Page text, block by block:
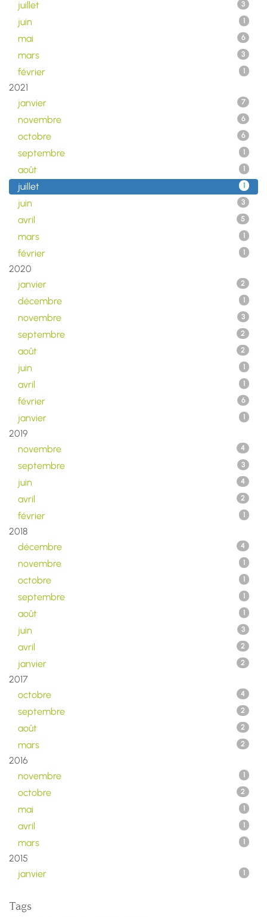
juillet 3
juin 1
mai 6
mars 3
février 1
2021
janvier
7
novembre 6
octobre 6
septembre 1
août 1
juillet 1
juin 3
avril 5
mars 1
février 1
2020
janvier
2
décembre 1
novembre 3
septembre 2
août 2
juin 1
avril 1
février 6
janvier 1
2019
novembre
4
septembre 3
juin 4
avril 2
février 1
2018
décembre
4
novembre 1
octobre 1
septembre 1
août 1
juin 3
avril 2
janvier 2
2017
octobre
4
septembre 2
août 2
mars 2
2016
novembre
1
octobre 2
mai 1
avril 1
mars 1
2015
janvier
1
Tags